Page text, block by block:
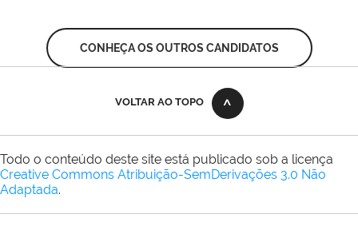
CONHEÇA OS OUTROS CANDIDATOS
VOLTAR AO TOPO
Todo o conteúdo deste site está publicado sob a licença
Creative Commons Atribuição-SemDerivações 3.0 Não
Adaptada.